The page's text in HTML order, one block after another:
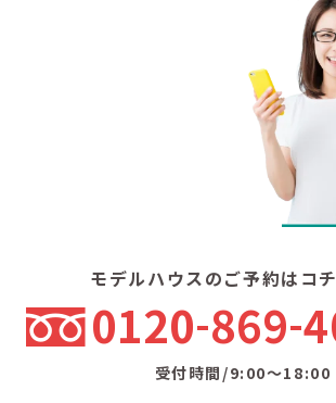
モデルハウスのご予約はコ
0120 869
受付時間/9:00〜18:00